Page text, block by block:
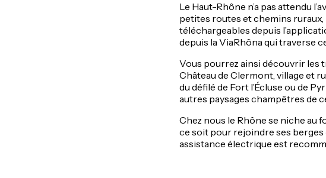
Le Haut-Rhône n’a pas attendu
petites routes et chemins ruraux,
téléchargeables depuis
depuis la ViaRhôna qui traverse
Vous pourrez ainsi découvrir les
Château de Clermont, village et
du défilé de Fort l’Écluse ou de
autres paysages champêtres de
Chez nous le Rhône se niche au
ce soit pour rejoindre ses berges
assistance électrique est